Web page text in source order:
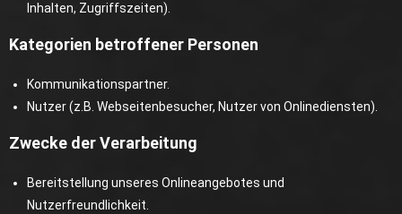
Inhalten, Zugriffszeiten).
Kategorien betroffener Personen
Kommunikationspartner.
Nutzer (z.B. Webseitenbesucher, Nutzer von Onlinediensten).
Zwecke der Verarbeitung
Bereitstellung unseres Onlineangebotes und
Nutzerfreundlichkeit.